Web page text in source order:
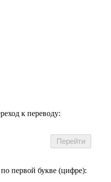
к переводу:
первой букве (цифре):